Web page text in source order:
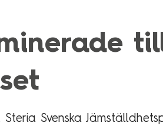
Svenska